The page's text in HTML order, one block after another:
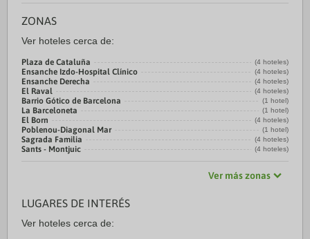
ZONAS
Ver hoteles cerca de:
Plaza de Cataluña (4 hoteles)
Ensanche Izdo-Hospital Clínico (4 hoteles)
Ensanche Derecha (4 hoteles)
El Raval (4 hoteles)
Barrio Gótico de Barcelona (1 hotel)
La Barceloneta (1 hotel)
El Born (4 hoteles)
Poblenou-Diagonal Mar (1 hotel)
Sagrada Familia (4 hoteles)
Sants - Montjuic (4 hoteles)
Ver más zonas
LUGARES DE INTERÉS
Ver hoteles cerca de: